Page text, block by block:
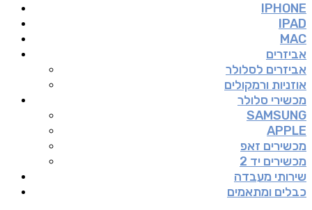
IPHONE
IPAD
MAC
אביזרים
אביזרים לסלולר
אוזניות ורמקולים
מכשירי סלולר
SAMSUNG
APPLE
מכשירים זאפ
מכשירים יד 2
שירותי מעבדה
כבלים ומתאמים